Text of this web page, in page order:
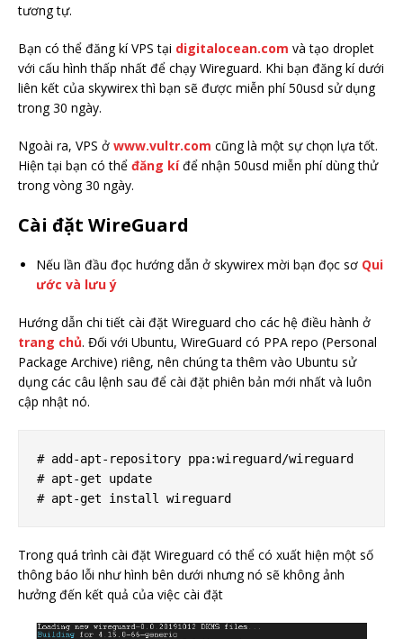
tương tự.
Bạn có thể đăng kí VPS tại digitalocean.com và tạo droplet
với cấu hình thấp nhất để chạy Wireguard. Khi bạn đăng kí dưới
liên kết của skywirex thì bạn sẽ được miễn phí 50usd sử dụng
trong 30 ngày.
Ngoài ra, VPS ở www.vultr.com cũng là một sự chọn lựa tốt.
Hiện tại bạn có thể đăng kíđể nhận 50usd miễn phí dùng thử
trong vòng 30 ngày.
Cài đặt WireGuard
Nếu lần đầu đọc hướng dẫn ở skywirex mời bạn đọc sơ Qui
ước và lưu ý
Hướng dẫn chi tiết cài đặt Wireguard cho các hệ điều hành ở
trang chủ. Đối với Ubuntu, WireGuard có PPA repo (Personal
Package Archive) riêng, nên chúng ta thêm vào Ubuntu sử
dụng các câu lệnh sau để cài đặt phiên bản mới nhất và luôn
cập nhật nó.
# add-apt-repository ppa:wireguard/wireguard
# apt-get update
Trong quá trình cài đặt Wireguard có thể có xuất hiện một số
thông báo lỗi như hình bên dưới nhưng nó sẽ không ảnh
hưởng đến kết quả của việc cài đặt